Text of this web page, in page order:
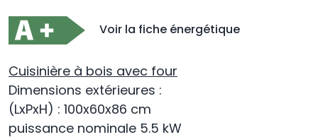
Voir la fiche énergétique
Cuisinière à bois avec four
Dimensions extérieures :
(LxPxH) : 100x60x86 cm
puissance nominale 5.5 kW